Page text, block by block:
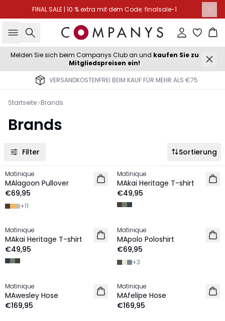
FINAL SALE | 10 % extra mit dem Code: finalsale-1
Suche Einloggen
Melden Sie sich beim Companys Club an und kaufen Sie zu
Mitgliedspreisen ein!
VERSANDKOSTENFREI BEIM KAUF FÜR MEHR ALS €75
Startseite Brands
Brands
Filter Sortierung
NEU
Matinique
MAlagoon Pullover
€69,95
+11
NEU
Matinique
MAkai Heritage T-shirt
€49,95
NEU
Matinique
MAkai Heritage T-shirt
€49,95
NEU
Matinique
MApolo Poloshirt
€69,95
+3
NEU
Matinique
MAwesley Hose
€169,95
NEU
Matinique
MAfelipe Hose
€169,95